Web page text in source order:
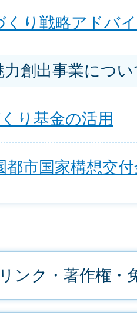
くり戦略アドバ
力創出事業につ
り基金の活用
都市国家構想交
リンク・著作権・